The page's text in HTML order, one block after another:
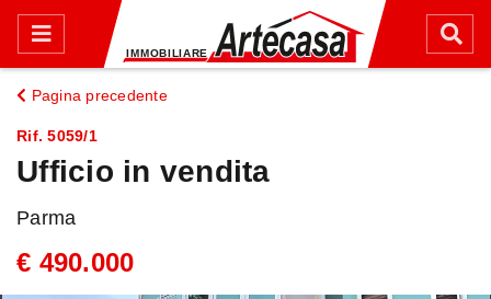
Rif. 5059/1
Ufficio in vendita
Pagina precedente
Parma
€ 490.000